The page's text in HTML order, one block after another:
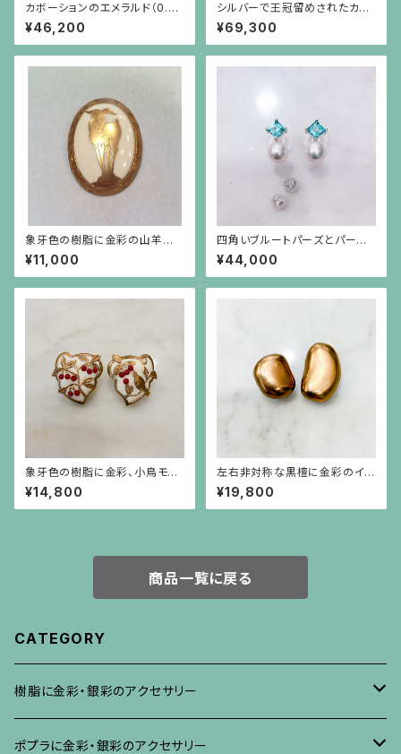
カボーションのエメラルド（0.82
ct）を4つの小さなエメラルドが
取り巻くシルバーペンダント（チ
ェーン別）
¥46,200
シルバーで王冠留めされたカボ
ーションのターコイズと葉の形
と彫りのトルマリンのペンダント
（チェーン別）
¥69,300
象牙色の樹脂に金彩の山羊の
ブローチ 楕円(中)
¥11,000
四角いブルートパーズとパール
のシルバー枠のピアス(シルバー
ポスト）
¥44,000
象牙色の樹脂に金彩、小鳥モチ
ーフに赤珊瑚色の実のイヤリン
グ
¥14,800
左右非対称な黒檀に金彩のイヤ
リング
¥19,800
商品一覧に戻る
CATEGORY
樹脂に金彩・銀彩のアクセサリー
ブローチ
ポプラに金彩・銀彩のアクセサリー